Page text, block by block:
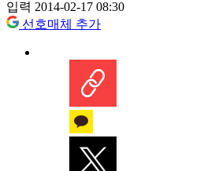
입력 2014-02-17 08:30
선호매체 추가